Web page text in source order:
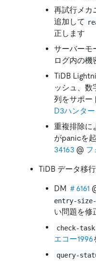
再試行メカ
追加して
正します
サーバーモ
ログ内の機
TiDB
ッシュ、数
列をサポー
D3ハンター
重複排除に
がpanicを
34163 @ フ
TiDB データ移
DM ＃6161
entry-
い問題を修
check-task
エコー1996
query-